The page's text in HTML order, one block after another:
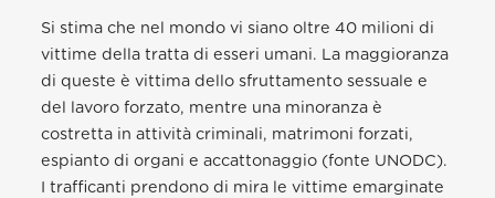
Si stima che nel mondo vi siano oltre 40 milioni di
vittime della tratta di esseri umani. La maggioranza
di queste è vittima dello sfruttamento sessuale e
del lavoro forzato, mentre una minoranza è
costretta in attività criminali, matrimoni forzati,
espianto di organi e accattonaggio (fonte UNODC).
I trafficanti prendono di mira le vittime emarginate